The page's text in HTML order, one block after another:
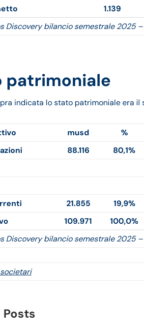
1.139
Discovery bilancio semestrale 2025
patrimoniale
indicata lo stato patrimoniale era il
musd %
88.116 80,1%
21.855 19,9%
109.971 100,0%
Discovery bilancio semestrale 2025
Posts